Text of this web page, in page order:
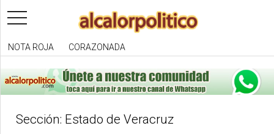
toggle
navigation
NOTA ROJA CORAZONADA
Sección: Estado de Veracruz